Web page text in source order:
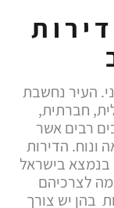
העיר נחשבת
חברתית,
רבים אשר
ונוח. הדירות
בנמצא בישראל
לצרכיהם
בהן יש צורך